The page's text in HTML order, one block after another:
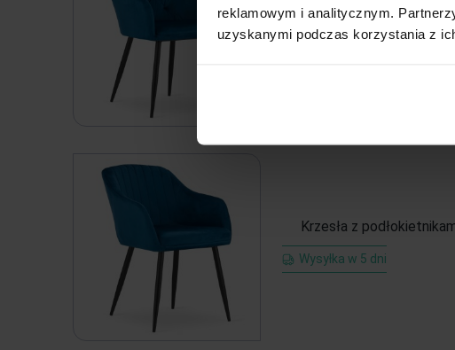
reklamowym i analitycznym.
uzyskanymi podczas korzystania z
Krzesła z
Wysyłka w 5 dni
Krzesła z
Wysyłka w 5 dni